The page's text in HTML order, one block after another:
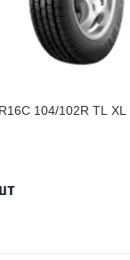
104/102R TL XL